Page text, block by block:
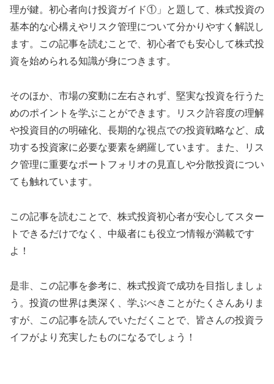
理が鍵。初心者向け投資ガイド①」と題して、株式投資の
基本的な心構えやリスク管理について分かりやすく解説し
ます。この記事を読むことで、初心者でも安心して株式投
資を始められる知識が身につきます。
そのほか、市場の変動に左右されず、堅実な投資を行うた
めのポイントを学ぶことができます。リスク許容度の理解
や投資目的の明確化、長期的な視点での投資戦略など、成
功する投資家に必要な要素を網羅しています。また、リス
ク管理に重要なポートフォリオの見直しや分散投資につい
ても触れています。
この記事を読むことで、株式投資初心者が安心してスター
トできるだけでなく、中級者にも役立つ情報が満載です
よ！
是非、この記事を参考に、株式投資で成功を目指しましょ
う。投資の世界は奥深く、学ぶべきことがたくさんありま
すが、この記事を読んでいただくことで、皆さんの投資ラ
イフがより充実したものになるでしょう！